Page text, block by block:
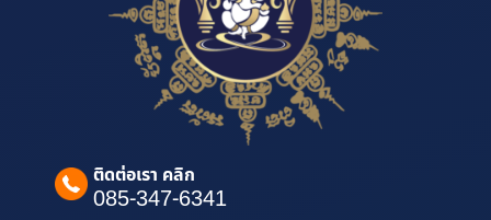
ติดต่อเรา คลิก
085-347-6341